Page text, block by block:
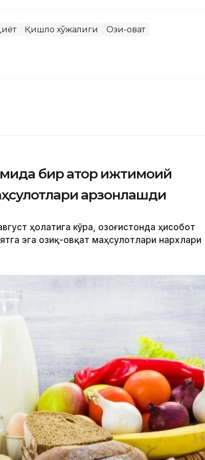
Қишлоқ хўжалиги Озиқ-овқат
бир қатор ижтимоий
арзонлашди
ҳолатига кўра, Қозоғистонда ҳисобот
эга озиқ-овқат маҳсулотлари нархлари